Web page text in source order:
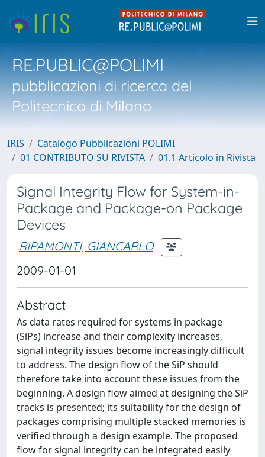
RE.PUBLIC@POLIMI
pubblicazioni di ricerca del
Politecnico di Milano
IRIS
Catalogo Pubblicazioni POLIMI
01 CONTRIBUTO SU RIVISTA
01.1 Articolo in Rivista
Signal Integrity Flow for System-in-
Package and Package-on Package
Devices
RIPAMONTI, GIANCARLO
2009-01-01
Abstract
As data rates required for systems in package
(SiPs) increase and their complexity increases,
signal integrity issues become increasingly difficult
to address. The design flow of the SiP should
therefore take into account these issues from the
beginning. A design flow aimed at designing the SiP
tracks is presented; its suitability for the design of
packages comprising multiple stacked memories is
verified through a design example. The proposed
flow for signal integrity can be integrated easily